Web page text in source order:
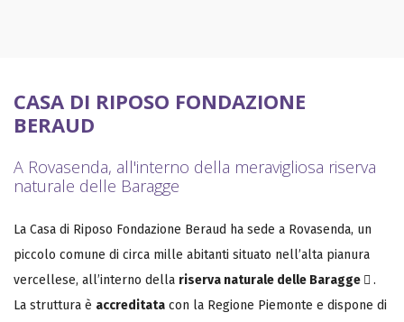
CASA DI RIPOSO FONDAZIONE
BERAUD
A Rovasenda, all'interno della meravigliosa riserva
naturale delle Baragge
La Casa di Riposo Fondazione Beraud ha sede a Rovasenda, un
piccolo comune di circa mille abitanti situato nell’alta pianura
vercellese, all’interno della riserva naturale delle Baragge
.
La struttura è accreditata con la Regione Piemonte e dispone di